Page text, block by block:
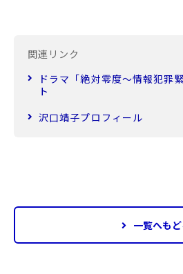
関連リンク
ドラマ「絶対零度～情報犯罪
ト
沢口靖子プロフィール
一覧へも